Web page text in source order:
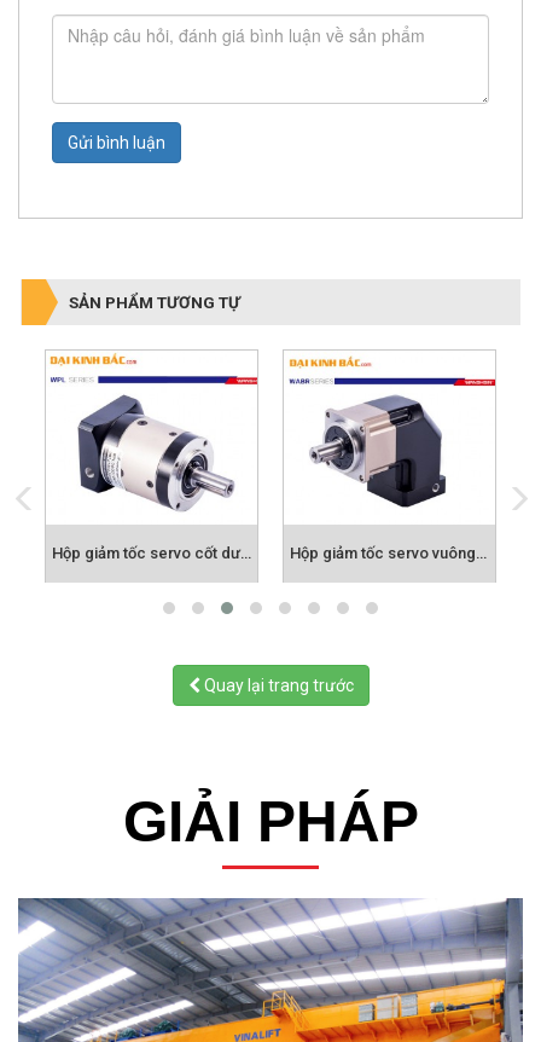
Hộp giảm tốc servo cốt dương WPL Hộp giảm tốc servo vuông góc WABR
GIẢI PHÁP